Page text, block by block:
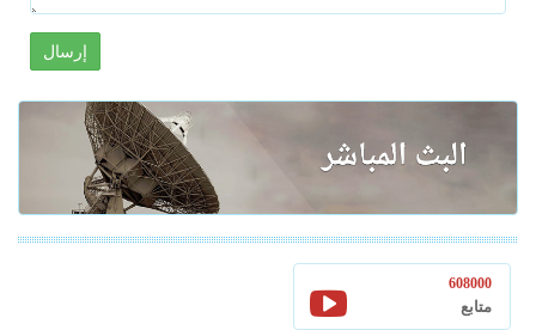
إرسال
608000
متابع